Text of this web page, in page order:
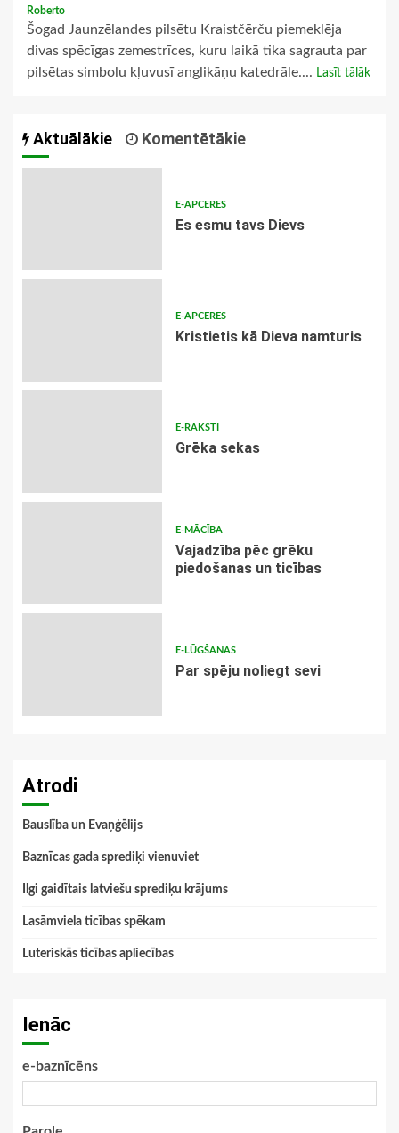
Roberto
Šogad Jaunzēlandes pilsētu Kraistčērču piemeklēja
divas spēcīgas zemestrīces, kuru laikā tika sagrauta par
pilsētas simbolu kļuvusī anglikāņu katedrāle.... Lasīt tālāk
Aktuālākie Komentētākie
E-APCERES
Es esmu tavs Dievs
E-APCERES
Kristietis kā Dieva namturis
E-RAKSTI
Grēka sekas
E-MĀCĪBA
Vajadzība pēc grēku
piedošanas un ticības
E-LŪGŠANAS
Par spēju noliegt sevi
Atrodi
Bauslība un Evaņģēlijs
Baznīcas gada sprediķi vienuviet
Ilgi gaidītais latviešu sprediķu krājums
Lasāmviela ticības spēkam
Luteriskās ticības apliecības
Ienāc
e-baznīcēns